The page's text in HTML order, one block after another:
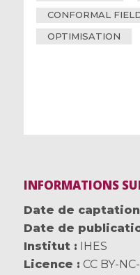
CONFORMAL
OPTIMISATION
INFORMATIONS
Date de captation
Date de
Institut
IHES
Licence
CC BY-